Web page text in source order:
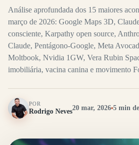
Análise aprofundada dos 15 maiores
março de 2026: Google Maps 3D,
consciente, Karpathy open source,
Claude, Pentágono-Google, Meta
Moltbook, Nvidia 1GW, Vera Rubin
imobiliária, vacina canina e movimento
POR
Rodrigo Neves20 mar, 2026 5 min